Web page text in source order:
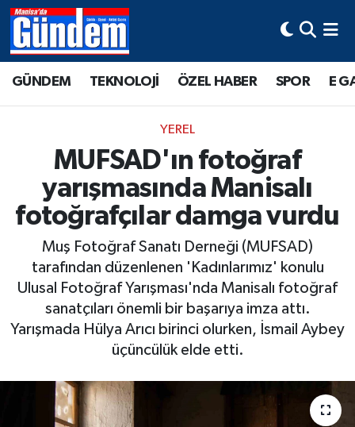
GÜNDEM TEKNOLOJİ ÖZEL HABER SPOR E
YEREL
MUFSAD'ın fotoğraf
yarışmasında Manisalı
fotoğrafçılar damga vurdu
Muş Fotoğraf Sanatı Derneği (MUFSAD)
tarafından düzenlenen 'Kadınlarımız' konulu
Ulusal Fotoğraf Yarışması'nda Manisalı fotoğraf
sanatçıları önemli bir başarıya imza attı.
Yarışmada Hülya Arıcı birinci olurken, İsmail Aybey
üçüncülük elde etti.
Manisa Hava Durumu
Tüm Manşetler
Son Dakika Haberleri
Haber Arşivi